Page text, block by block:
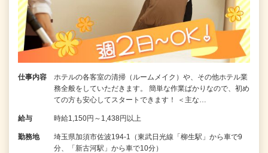
仕事内容
ホテルの各客室の清掃（ルームメイク）や、その他ホテル業
務全般をしていただきます。 簡単な作業ばかりなので、初め
ての方も安心してスタートできます！ ＜主な…
給与 時給1,150円～1,438円以上
勤務地
埼玉県加須市佐波194-1（東武日光線「柳生駅」から車で9
分、「新古河駅」から車で10分）